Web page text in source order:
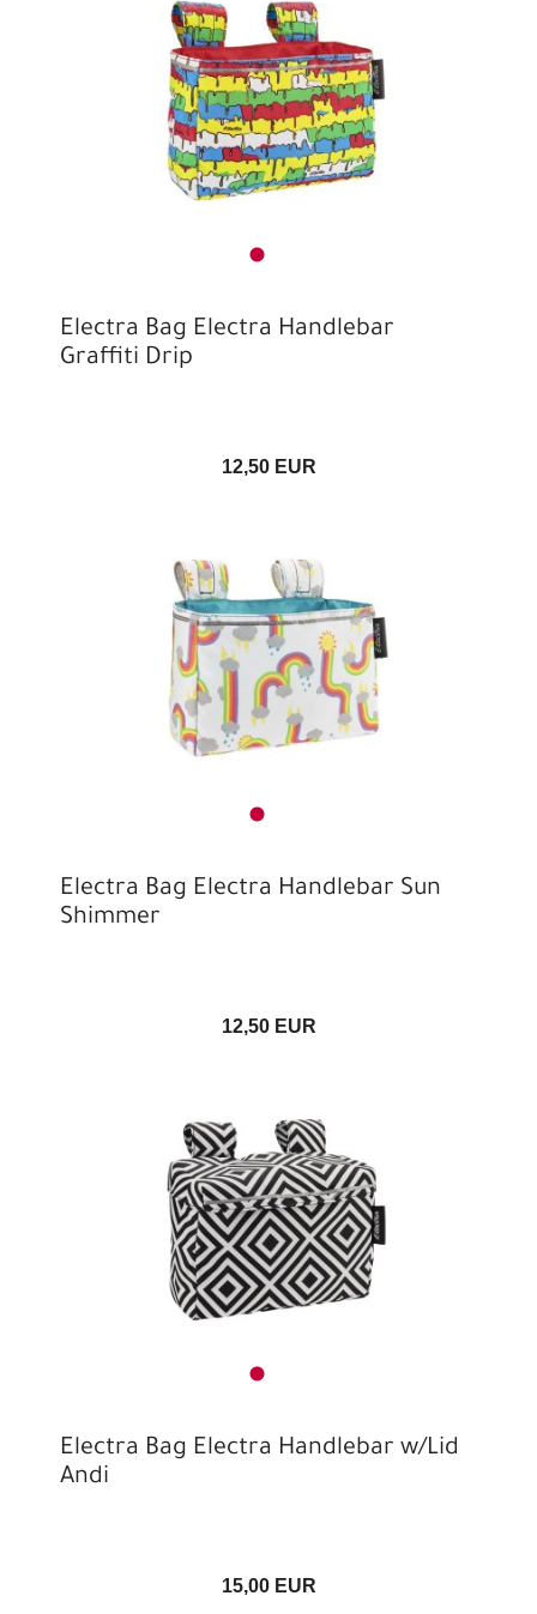
Electra Bag Electra Handlebar
Graffiti Drip
12,50 EUR
Electra Bag Electra Handlebar Sun
Shimmer
12,50 EUR
Electra Bag Electra Handlebar w/Lid
Andi
15,00 EUR